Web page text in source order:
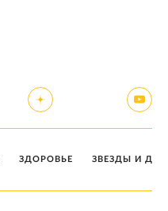
ЗДОРОВЬЕ ЗВЕЗДЫ И